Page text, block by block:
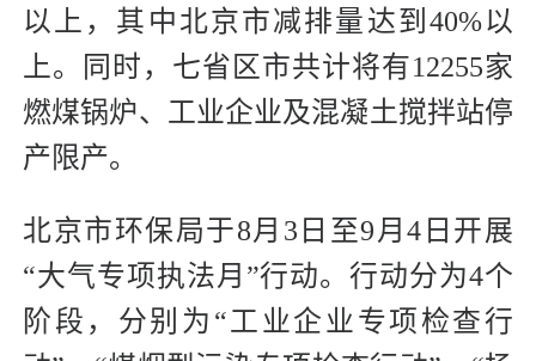
以上，其中北京市减排量达到40%以
上。同时，七省区市共计将有12255家
燃煤锅炉、工业企业及混凝土搅拌站停
产限产。
北京市环保局于8月3日至9月4日开展
“大气专项执法月”行动。行动分为4个
阶段，分别为“工业企业专项检查行